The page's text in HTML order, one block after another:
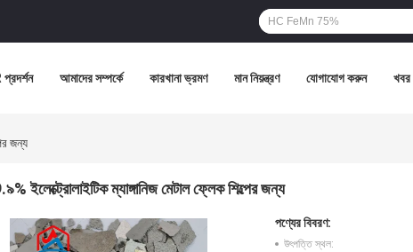
আমাদের সম্পর্কে কারখানা ভ্রমণ মান নিয়ন্ত্রণ যোগাযোগ করুন খবর
জন্য
ইলেক্ট্রোলাইটিক ম্যাঙ্গানিজ মেটাল ফ্লেক শিল্পের জন্য
পণ্যের বিবরণ:
উৎপত্তি স্থল: